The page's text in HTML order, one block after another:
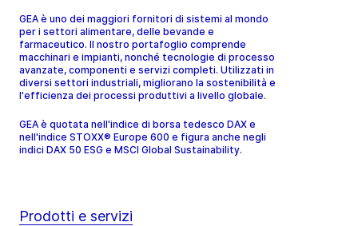
GEA è uno dei maggiori fornitori di sistemi al mondo
per i settori alimentare, delle bevande e
farmaceutico. Il nostro portafoglio comprende
macchinari e impianti, nonché tecnologie di processo
avanzate, componenti e servizi completi. Utilizzati in
diversi settori industriali, migliorano la sostenibilità e
l'efficienza dei processi produttivi a livello globale.
GEA è quotata nell'indice di borsa tedesco DAX e
nell'indice STOXX® Europe 600 e figura anche negli
indici DAX 50 ESG e MSCI Global Sustainability.
Prodotti e servizi